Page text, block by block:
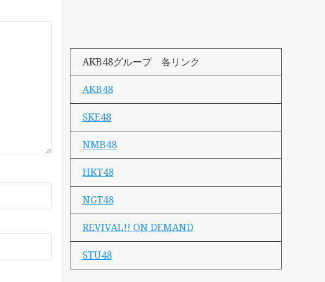
AKB48グループ 各リンク
AKB48
SKE48
NMB48
HKT48
NGT48
REVIVAL!! ON DEMAND
STU48